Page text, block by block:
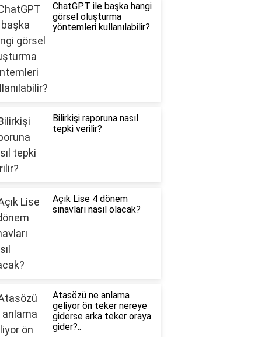
ChatGPT ile başka hangi
görsel oluşturma
yöntemleri kullanılabilir?
Bilirkişi raporuna nasıl
tepki verilir?
Açık Lise 4 dönem
sınavları nasıl olacak?
Atasözü ne anlama
geliyor ön teker nereye
giderse arka teker oraya
gider?..